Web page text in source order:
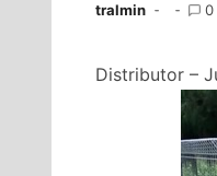
tralmin 0
Distributor –